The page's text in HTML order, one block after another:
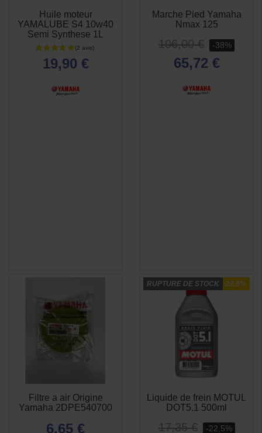
Huile moteur
YAMALUBE S4 10w40
Semi Synthese 1L
19,90 €
Marche Pied Yamaha
Nmax 125
106,00 € -38%
65,72 €
APERÇU
RAPIDE
Filtre a air Origine
Yamaha 2DPE540700
6,65 €
-22,5%
RUPTURE DE STOCK
 APERÇU
RAPIDE
Liquide de frein MOTUL
DOT5.1 500ml
17,35 € -22,5%
 APERÇU
RAPIDE
APERÇU
RAPIDE